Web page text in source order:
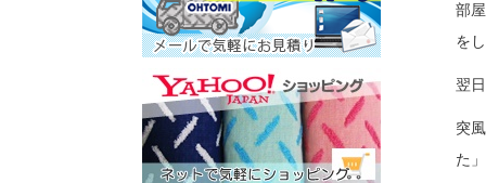
部
を
翌
突
た